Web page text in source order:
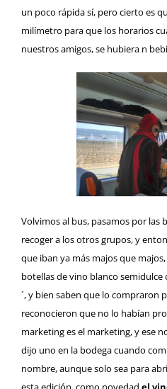
un poco rápida sí, pero cierto es
milímetro para que los horarios
nuestros amigos, se hubiera n
Volvimos al bus, pasamos por las
recoger a los otros grupos, y
que iban ya más majos que
botellas de vino blanco semidulce
´, y bien saben que lo compraron
reconocieron que no lo habían
marketing es el marketing, y ese
dijo uno en la bodega cuando
nombre, aunque solo sea para